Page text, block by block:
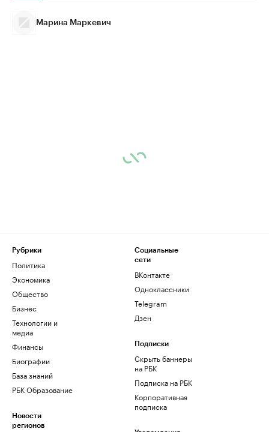
Марина Маркевич
Рубрики
Политика
Экономика
Общество
Бизнес
Технологии и
медиа
Финансы
Биографии
База знаний
РБК Образование
Новости
регионов
Социальные
сети
ВКонтакте
Одноклассники
Telegram
Дзен
Подписки
Скрыть баннеры
на РБК
Подписка на РБК
Корпоративная
подписка